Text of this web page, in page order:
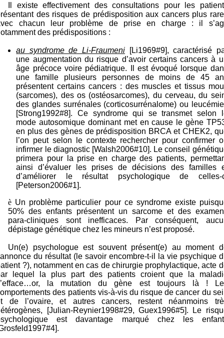
Il existe effectivement des consultations pour les
des risques de prédisposition aux cancers plus
chacun leur problème de prise en charge : il
des prédispositions :
au syndrome de Li-Fraumeni [Li1969#9], caractérisé
une augmentation du risque d’avoir certains cancers à
âge précoce voire pédiatrique. Il est évoqué lorsque
une famille plusieurs personnes de moins de 45
présentent certains cancers : des muscles et tissus
(sarcomes), des os (ostéosarcomes), du cerveau, du
des glandes surrénales (corticosurrénalome) ou
[Strong1992#8]. Ce syndrome qui se transmet selon
mode autosomique dominant met en cause le gène
en plus des gènes de prédisposition BRCA et CHEK2,
l’on peut selon le contexte rechercher pour confirmer
infirmer le diagnostic [Walsh2006#10]. Le conseil
primera pour la prise en charge des patients,
ainsi d’évaluer les prises de décisions des familles
d’améliorer le résultat psychologique de celles-
[Peterson2006#1].
è Un problème particulier pour ce syndrome existe
50% des enfants présentent un sarcome et des
para-cliniques sont inefficaces. Par conséquent,
dépistage génétique chez les mineurs n’est proposé.
Un(e) psychologue est souvent présent(e) au moment
du résultat (le savoir encombre-t-il la vie psychique
?), notamment en cas de chirurgie prophylactique, acte
lequel la plus part des patients croient que la
la mutation du gène est toujours là !
des patients vis-à-vis du risque de cancer du
de l’ovaire, et autres cancers, restent néanmoins
[Julian-Reynier1998#29, Guex1996#5]. Le
est davantage marqué chez les